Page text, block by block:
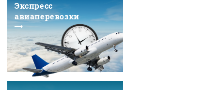
Экспресс
авиаперевозки